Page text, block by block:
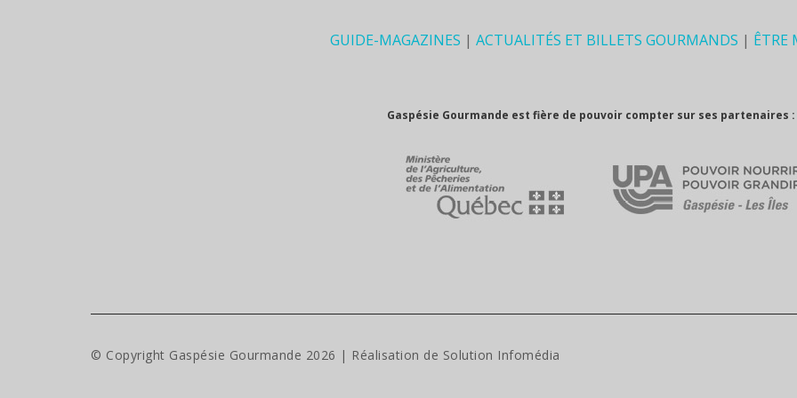
GUIDE-MAGAZINES | ACTUALITÉS ET BILLETS GOURMANDS | ÊTRE
Gaspésie Gourmande est fière de pouvoir compter sur ses partenaires :
© Copyright Gaspésie Gourmande 2026 | Réalisation de Solution Infomédia